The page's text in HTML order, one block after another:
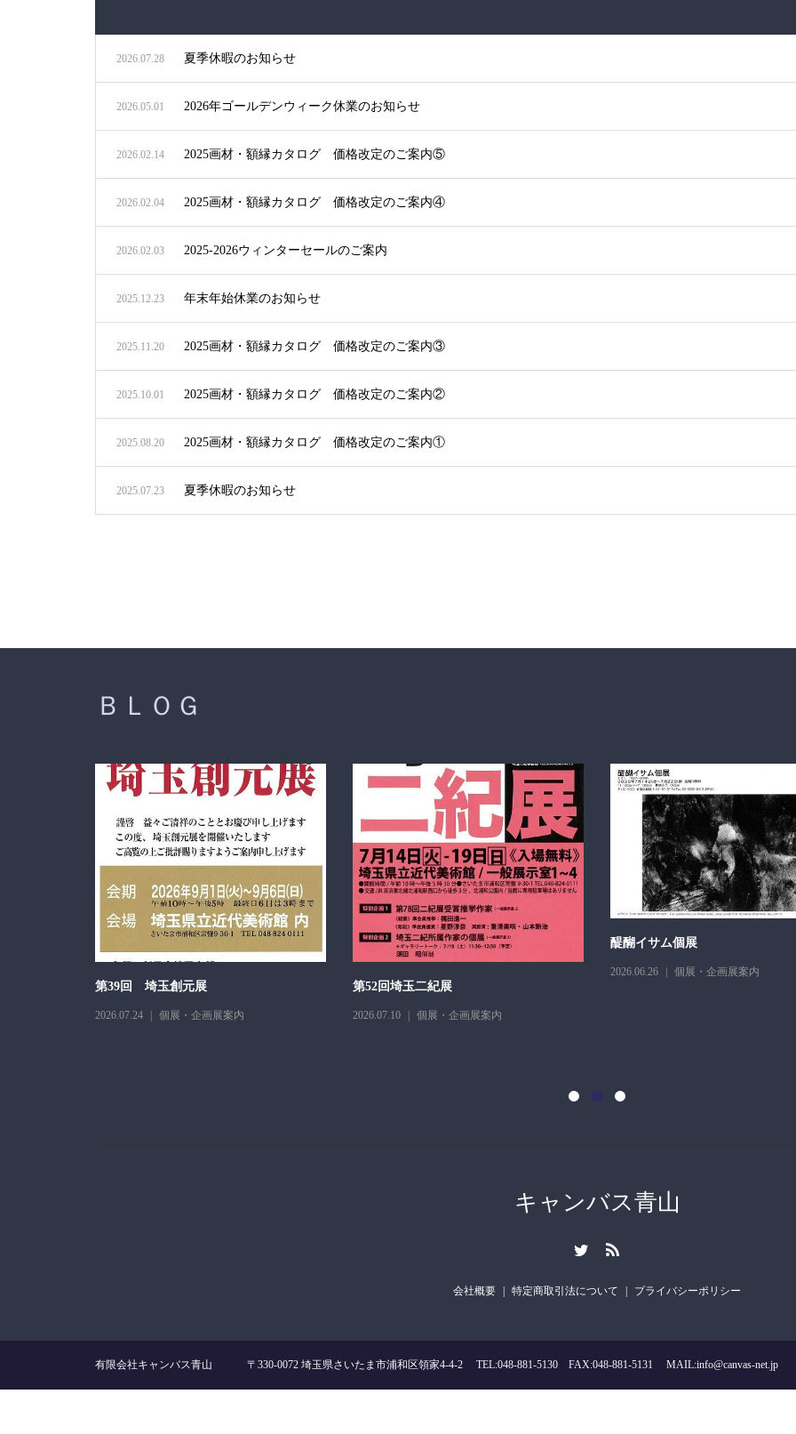
2026.07.28 夏季休暇のお知らせ
2026.05.01 2026年ゴールデンウィーク休業のお知らせ
2026.02.14 2025画材・額縁カタログ 価格改定のご案内⑤
2026.02.04 2025画材・額縁カタログ 価格改定のご案内④
2026.02.03 2025-2026ウィンターセールのご案内
2025.12.23 年末年始休業のお知らせ
2025.11.20 2025画材・額縁カタログ 価格改定のご案内③
2025.10.01 2025画材・額縁カタログ 価格改定のご案内②
2025.08.20 2025画材・額縁カタログ 価格改定のご案内①
2025.07.23 夏季休暇のお知らせ
ＢＬＯＧ
第39回 埼玉創元展
2026.07.24 個展・企画展案内
第52回埼玉二紀展
2026.07.10 個展・企画展案内
醍醐イサム個展
2026.06.26 個展・企画展案内
キャンバス青山
会社概要 特定商取引法について プライバシーポリシー
有限会社キャンバス青山 〒330-0072 埼玉県さいたま市浦和区領家4-4-2 TEL:048-881-5130 FAX:048-881-5131 MAIL:info@canvas-net.jp